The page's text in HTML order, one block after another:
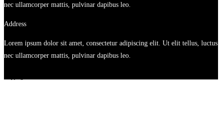
nec ullamcorper mattis, pulvinar dapibus leo.
Address
Lorem ipsum dolor sit amet, consectetur adipiscing elit. Ut elit tellus, luctus
nec ullamcorper mattis, pulvinar dapibus leo.